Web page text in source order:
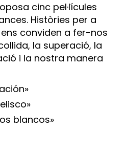
cinc pel·lícules
Històries per a
conviden a fer-nos
la superació, la
i la nostra manera
blancos»